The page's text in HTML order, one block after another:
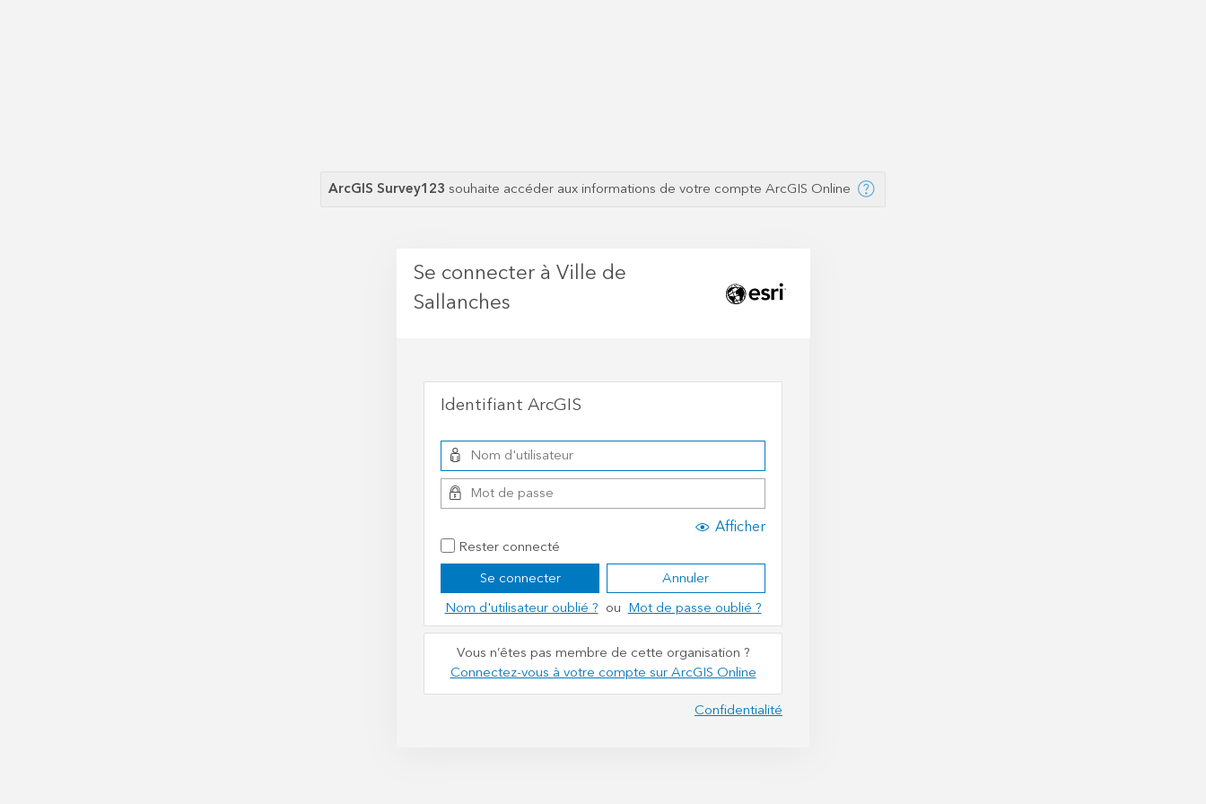
ArcGIS Survey123souhaite accéder aux informations de votre compte ArcGIS Online
Se connecter à Ville de
Sallanches
Identifiant ArcGIS
Afficher
Rester connecté
Se connecter
Annuler
Nom d'utilisateur oublié ?ouMot de passe oublié ?
Vous n’êtes pas membre de cette organisation ?
Connectez-vous à votre compte sur ArcGIS Online
Confidentialité